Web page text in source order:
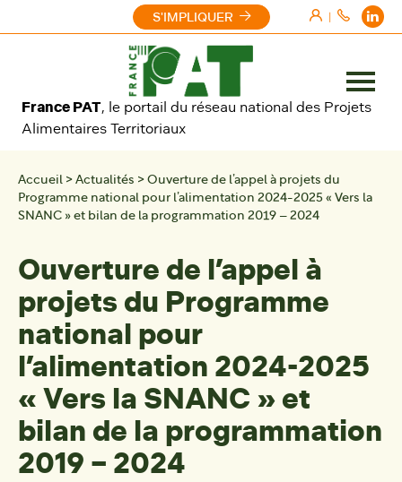
|
France PAT, le portail du réseau national des Projets
Alimentaires Territoriaux
S'IMPLIQUER
Ouvrir
le
Accueil > Actualités > Ouverture de l’appel à projets du
Programme national pour l’alimentation 2024-2025 « Vers la
SNANC » et bilan de la programmation 2019 – 2024
Ouverture de l’appel à
projets du Programme
national pour
l’alimentation 2024-2025
« Vers la SNANC » et
bilan de la programmation
2019 – 2024